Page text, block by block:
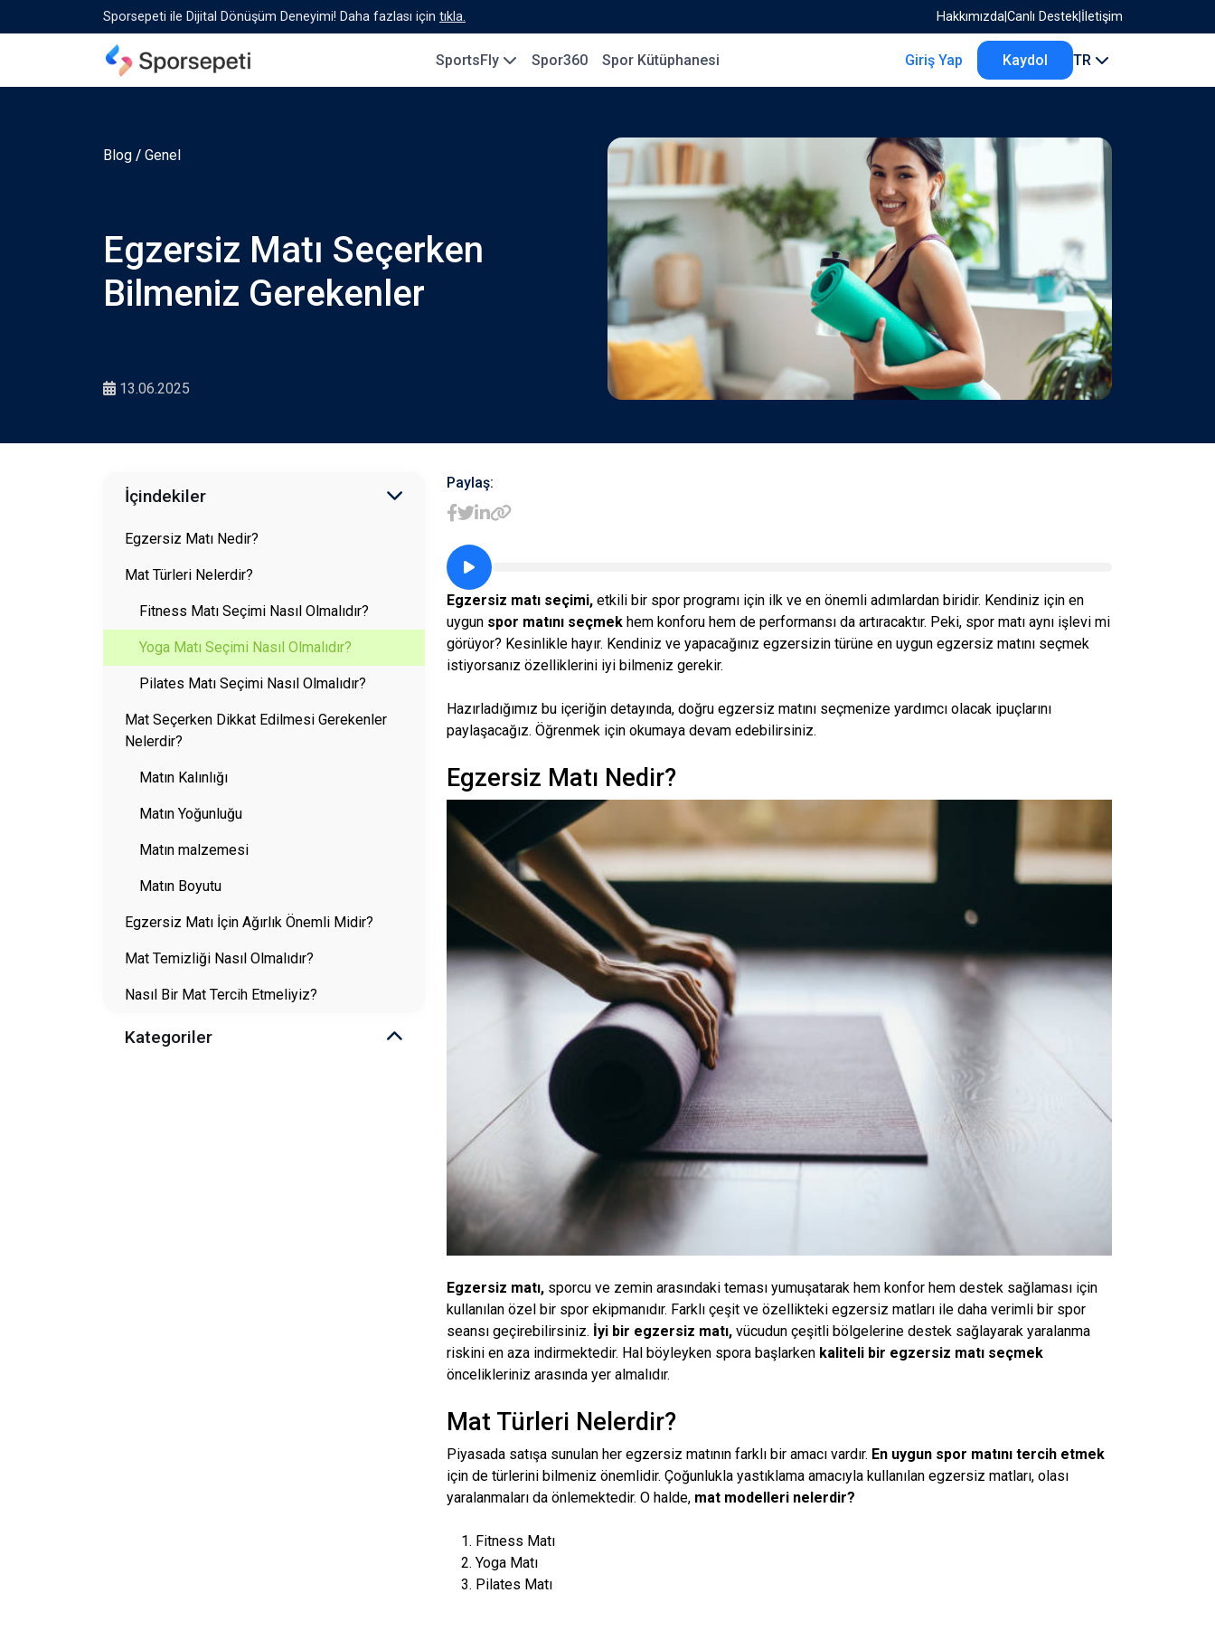
Sporsepeti ile Dijital Dönüşüm Deneyimi! Daha fazlası için tıkla. HakkımızdaCanlı Destek İletişim
SportsFly Spor360 Spor Kütüphanesi Giriş Yap Kaydol TR
Blog / Genel
Egzersiz Matı Seçerken
Bilmeniz Gerekenler
13.06.2025
İçindekiler
Egzersiz Matı Nedir?
Mat Türleri Nelerdir?
Fitness Matı Seçimi Nasıl Olmalıdır?
Yoga Matı Seçimi Nasıl Olmalıdır?
Pilates Matı Seçimi Nasıl Olmalıdır?
Mat Seçerken Dikkat Edilmesi Gerekenler
Nelerdir?
Matın Kalınlığı
Matın Yoğunluğu
Matın malzemesi
Matın Boyutu
Egzersiz Matı İçin Ağırlık Önemli Midir?
Mat Temizliği Nasıl Olmalıdır?
Nasıl Bir Mat Tercih Etmeliyiz?
Kategoriler
Paylaş:
Egzersiz matı seçimi, etkili bir spor programı için ilk ve en önemli adımlardan biridir. Kendiniz için en
uygun spor matını seçmek hem konforu hem de performansı da artıracaktır. Peki, spor matı aynı işlevi mi
görüyor? Kesinlikle hayır. Kendiniz ve yapacağınız egzersizin türüne en uygun egzersiz matını seçmek
istiyorsanız özelliklerini iyi bilmeniz gerekir.
Hazırladığımız bu içeriğin detayında, doğru egzersiz matını seçmenize yardımcı olacak ipuçlarını
paylaşacağız. Öğrenmek için okumaya devam edebilirsiniz.
Egzersiz Matı Nedir?
Egzersiz matı, sporcu ve zemin arasındaki teması yumuşatarak hem konfor hem destek sağlaması için
kullanılan özel bir spor ekipmanıdır. Farklı çeşit ve özellikteki egzersiz matları ile daha verimli bir spor
seansı geçirebilirsiniz. İyi bir egzersiz matı, vücudun çeşitli bölgelerine destek sağlayarak yaralanma
riskini en aza indirmektedir. Hal böyleyken spora başlarken kaliteli bir egzersiz matı seçmek
öncelikleriniz arasında yer almalıdır.
Mat Türleri Nelerdir?
Piyasada satışa sunulan her egzersiz matının farklı bir amacı vardır. En uygun spor matını tercih etmek
için de türlerini bilmeniz önemlidir. Çoğunlukla yastıklama amacıyla kullanılan egzersiz matları, olası
yaralanmaları da önlemektedir. O halde, mat modelleri nelerdir?
Fitness Matı
Yoga Matı
Pilates Matı